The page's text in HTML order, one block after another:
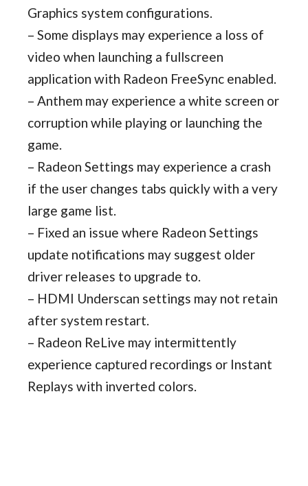
Graphics system configurations.
– Some displays may experience a loss of
video when launching a fullscreen
application with Radeon FreeSync enabled.
– Anthem may experience a white screen or
corruption while playing or launching the
game.
– Radeon Settings may experience a crash
if the user changes tabs quickly with a very
large game list.
– Fixed an issue where Radeon Settings
update notifications may suggest older
driver releases to upgrade to.
– HDMI Underscan settings may not retain
after system restart.
– Radeon ReLive may intermittently
experience captured recordings or Instant
Replays with inverted colors.